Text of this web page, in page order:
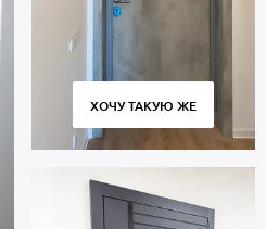
ХОЧУ ТАКУЮ ЖЕ